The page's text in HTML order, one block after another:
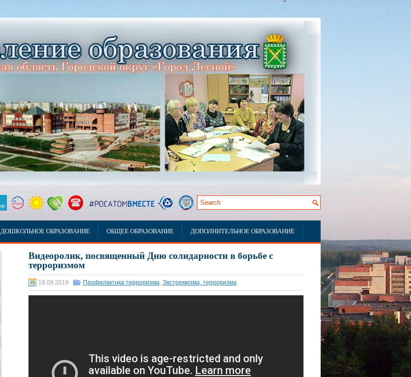
ДОШКОЛЬНОЕ ОБРАЗОВАНИЕ ОБЩЕЕ ОБРАЗОВАНИЕ ДОПОЛНИТЕЛЬНОЕ ОБРАЗОВАНИЕ
Видеоролик, посвященный Дню солидарности в борьбе с
терроризмом
18.09.2019 Профилактика терроризма, Экстремизма, терроризма